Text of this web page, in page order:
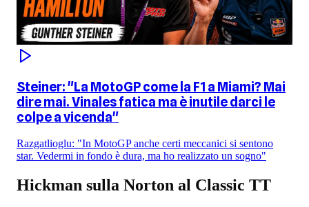
Steiner: "La MotoGP come la F1 a Miami? Mai
dire mai. Vinales fatica ma è inutile darci le
colpe a vicenda"
Razgatlioglu: "In MotoGP anche certi meccanici si sentono
star. Vedermi in fondo è dura, ma ho realizzato un sogno"
Hickman sulla Norton al Classic TT